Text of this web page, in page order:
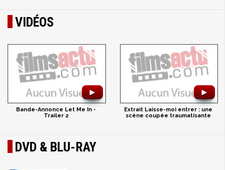
VIDÉOS
►
Bande-Annonce Let Me In -
Trailer 2
►
Extrait Laisse-moi entrer : une
scène coupée traumatisante
DVD & BLU-RAY